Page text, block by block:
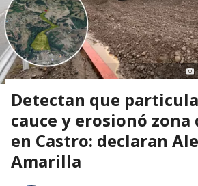
Detectan que
cauce y erosionó zona
en Castro: declaran
Amarilla